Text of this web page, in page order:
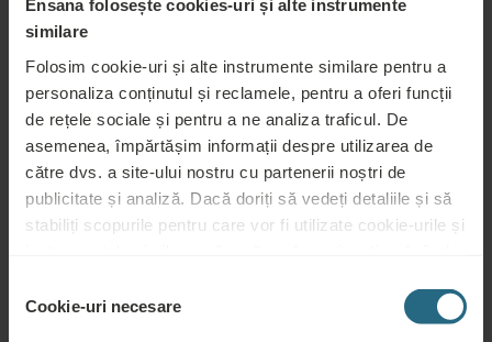
Ensana folosește cookies-uri și alte instrumente
similare
Folosim cookie-uri și alte instrumente similare pentru a
personaliza conținutul și reclamele, pentru a oferi funcții
de rețele sociale și pentru a ne analiza traficul. De
asemenea, împărtășim informații despre utilizarea de
către dvs. a site-ului nostru cu partenerii noștri de
publicitate și analiză. Dacă doriți să vedeți detaliile și să
stabiliți scopurile pentru care vor fi utilizate cookie-urile și
clienți, continuați cu butonul „Activați tot”.
consimțământului
Cookie-uri necesare
Centru spa Piscină
Servicii de
sănătate
Servicii de
wellness
Fitness
Aer
condiționat
Wi-Fi Restaurant Recepție 24h